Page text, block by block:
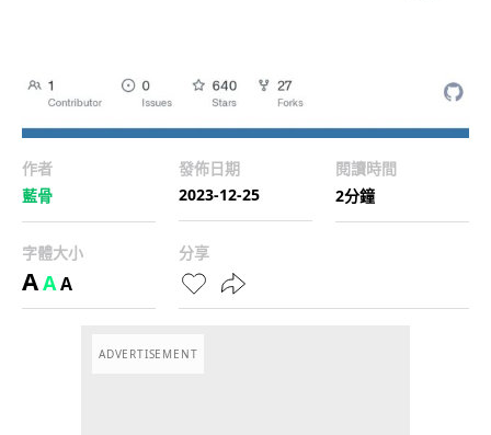
作者
藍骨
發佈日期
2023-12-25
閱讀時間
2分鐘
字體大小
AAA
分享
ADVERTISEMENT